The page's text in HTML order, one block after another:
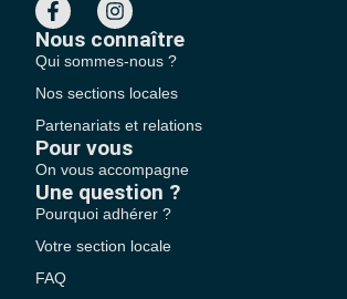
Nous connaître
Qui sommes-nous ?
Nos sections locales
Partenariats et relations
Pour vous
On vous accompagne
Une question ?
Pourquoi adhérer ?
Votre section locale
FAQ